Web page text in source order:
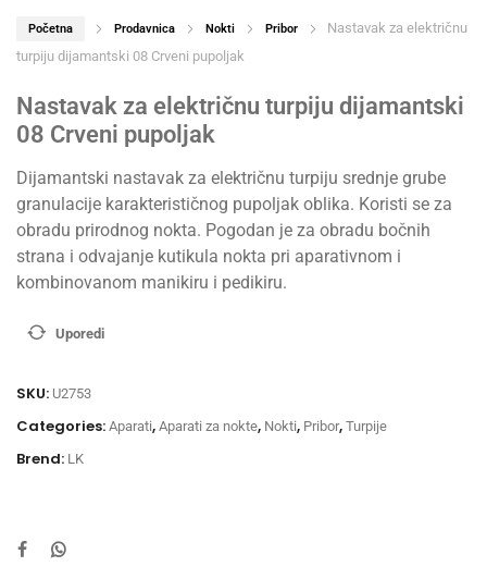
Početna Prodavnica Nokti Pribor
Nastavak za električnu
turpiju dijamantski 08 Crveni pupoljak
Nastavak za električnu turpiju dijamantski
08 Crveni pupoljak
Dijamantski nastavak za električnu turpiju srednje grube
granulacije karakterističnog pupoljak oblika. Koristi se za
obradu prirodnog nokta. Pogodan je za obradu bočnih
strana i odvajanje kutikula nokta pri aparativnom i
kombinovanom manikiru i pedikiru.
Uporedi
SKU: U2753
Categories: Aparati, Aparati za nokte, Nokti, Pribor, Turpije
Brend: LK